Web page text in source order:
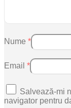
Nume *
Email *
Salvează-mi
navigator pentru